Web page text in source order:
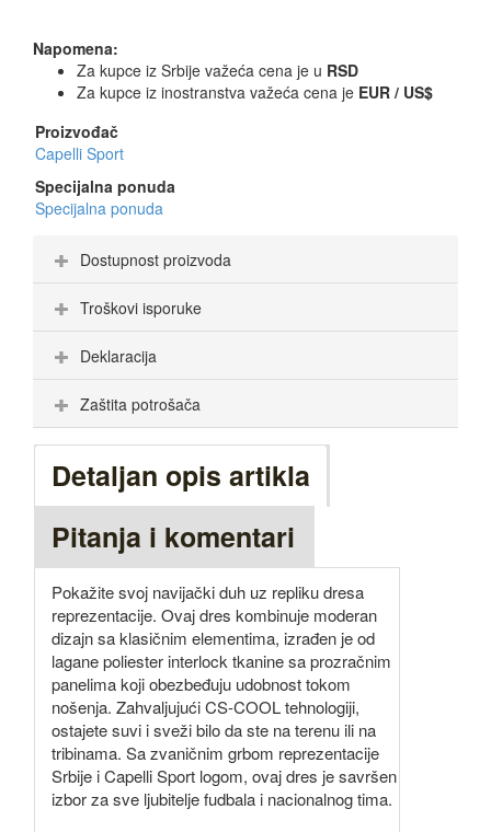
Napomena:
Za kupce iz Srbije važeća cena je u RSD
Za kupce iz inostranstva važeća cena je EUR / US$
Proizvođač
Capelli Sport
Specijalna ponuda
Specijalna ponuda
Dostupnost proizvoda
Troškovi isporuke
Deklaracija
Zaštita potrošača
Detaljan opis artikla
Pitanja i komentari
Pokažite svoj navijački duh uz repliku dresa
reprezentacije. Ovaj dres kombinuje moderan
dizajn sa klasičnim elementima, izrađen je od
lagane poliester interlock tkanine sa prozračnim
panelima koji obezbeđuju udobnost tokom
nošenja. Zahvaljujući CS-COOL tehnologiji,
ostajete suvi i sveži bilo da ste na terenu ili na
tribinama. Sa zvaničnim grbom reprezentacije
Srbije i Capelli Sport logom, ovaj dres je savršen
izbor za sve ljubitelje fudbala i nacionalnog tima.